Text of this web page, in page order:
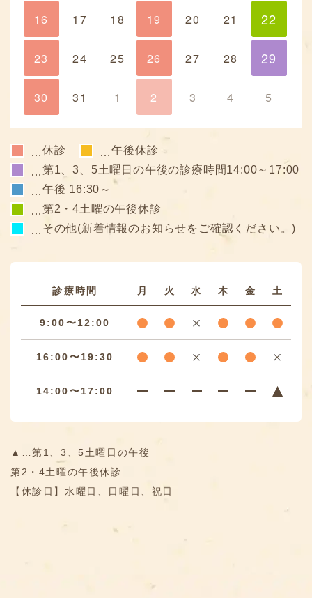
16 17 18 19 20 21 22
22
23 24 25 26 27 28 29
29
30 31 1 2 3 4 5
…休診 …午後休診
…第1、3、5土曜日の午後の診療時間14:00～17:00
…午後 16:30～
…第2・4土曜の午後休診
… その他(新着情報のお知らせをご確認ください。)
診療時間 月 火 水 木 金 土
9:00〜12:00
16:00〜19:30
14:00〜17:00
▲…第1、3、5土曜日の午後
第2・4土曜の午後休診
【休診日】水曜日、日曜日、祝日